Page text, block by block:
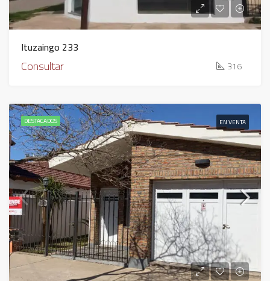
Ituzaingo 233
Consultar 316
DESTACADOS EN VENTA